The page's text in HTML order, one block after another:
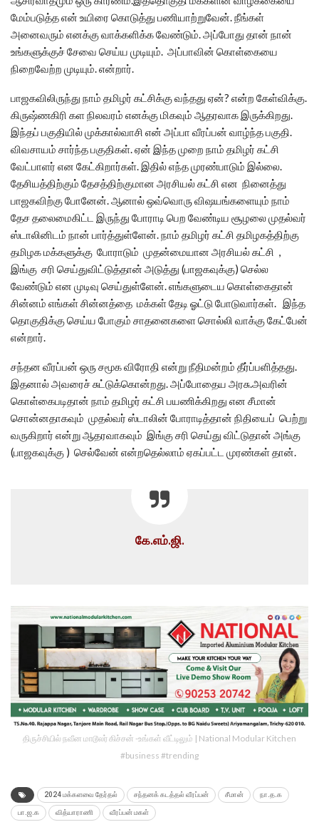
மேம்படுத்த என் உயிரை கொடுத்து பணியாற்றுவேன். நீங்கள்
அனைவரும் எனக்கு வாக்களிக்க வேண்டும். அப்போது தான் நான்
உங்களுக்குச் சேவை செய்ய முடியும். அப்பாவின் கொள்கையை
நிறைவேற்ற முடியும். என்றார்.
பாஜகவிலிருந்து நாம் தமிழர் கட்சிக்கு வந்தது ஏன்? என்ற கேள்விக்கு.
கிருஷ்ணகிரி கள நிலவரம் எனக்கு மிகவும் ஆதரவாக இருக்கிறது.
இந்தப் பகுதியில் முக்கால்வாசி என் அப்பா வீரப்பன் வாழ்ந்த பகுதி.
விவசாயம் சார்ந்த பகுதிகள். ஏன் இந்த முறை நாம் தமிழர் கட்சி
வேட்பாளர் என கேட்கிறார்கள். இதில் எந்த முரண்பாடும் இல்லை.
தேசியத்திற்கும் தேசத்திற்குமான அரசியல் கட்சி என நினைத்து
பாஜகவிற்கு போனேன். ஆனால் ஒவ்வொரு விஷயங்களையும் நாம்
தேச தலைமைகிட்ட இருந்து போராடி பெற வேண்டிய சூழலை முதல்வர்
ஸ்டாலினிடம் நான் பார்த்துள்ளேன். நாம் தமிழர் கட்சி தமிழகத்திற்கு
தமிழக மக்களுக்கு போராடும் முதன்மையான அரசியல் கட்சி ,
இங்கு சரி செய்துவிட்டுத்தான் அடுத்து (பாஜகவுக்கு) செல்ல
வேண்டும் என முடிவு செய்துள்ளேன். எங்களுடைய கொள்கைதான்
சின்னம் எங்கள் சின்னத்தை மக்கள் தேடி ஓட்டு போடுவார்கள். இந்த
தொகுதிக்கு செய்ய போகும் சாதனைகளை சொல்லி வாக்கு கேட்பேன்
என்றார்.
சந்தன வீரப்பன் ஒரு சமூக விரோதி என்று நீதிமன்றம் தீர்ப்பளித்தது.
இதனால் அவரைச் சுட்டுக்கொன்றது. அப்போதைய அரசு.அவரின்
கொள்கைபடிதான் நாம் தமிழர் கட்சி பயணிக்கிறது என சீமான்
சொன்னதாகவும் முதல்வர் ஸ்டாலின் போராடித்தான் நிதியைப் பெற்று
வருகிறார் என்று ஆதரவாகவும் இங்கு சரி செய்து விட்டுதான் அங்கு
(பாஜகவுக்கு ) செல்வேன் என்றதெல்லாம் ஏகப்பட்ட முரண்கள் தான்.
கே.எம்.ஜி.
திருச்சியில் நவீன மாடூலர் கிச்சன் -உங்கள் வீட்டிலும் | National Modular Kitchen
#business #trending
2024 மக்களவை தேர்தல் சந்தனக் கடத்தல் வீரப்பன் சீமான் நா.த.க
பா.ஜ.க வித்யாராணி வீரப்பன் மகள்